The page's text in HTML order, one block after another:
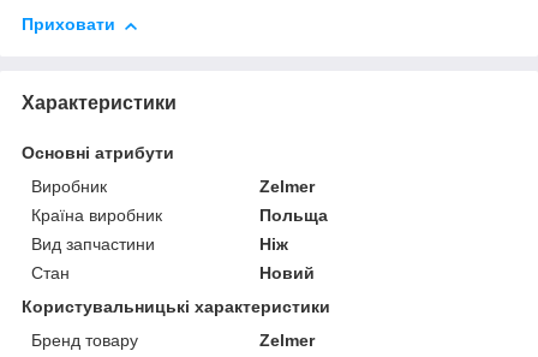
Приховати
Характеристики
Основні атрибути
Виробник
Zelmer
Країна виробник
Польща
Вид запчастини
Ніж
Стан
Новий
Користувальницькі характеристики
Бренд товару
Zelmer